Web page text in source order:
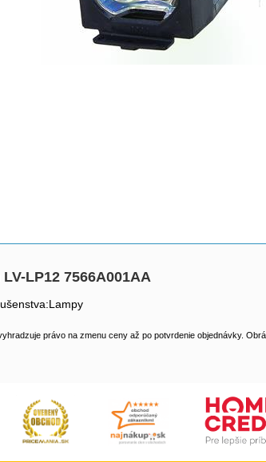
LP12 7566A001AA
právo na zmenu ceny až po potvrdenie objednávky.